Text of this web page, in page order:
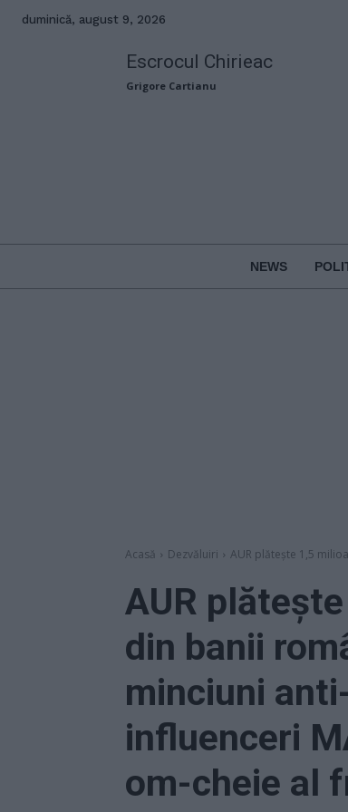
duminică, august 9, 2026
Escrocul Chirieac
Grigore Cartianu
NEWS
Acasă Dezvăluiri AUR plătește 1,5
AUR
din banii
minciuni
influenceri
om-cheie al